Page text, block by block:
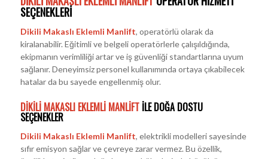
SEÇENEKLERI
Dikili Makaslı Eklemli Manlift, operatörlü olarak da
kiralanabilir. Eğitimli ve belgeli operatörlerle çalışıldığında,
ekipmanın verimliliği artar ve iş güvenliği standartlarına uyum
sağlanır. Deneyimsiz personel kullanımında ortaya çıkabilecek
hatalar da bu sayede engellenmiş olur.
DIKILI MAKASLI EKLEMLI MANLIFTILE DOĞA DOSTU
SEÇENEKLER
Dikili Makaslı Eklemli Manlift, elektrikli modelleri sayesinde
sıfır emisyon sağlar ve çevreye zarar vermez. Bu özellik,